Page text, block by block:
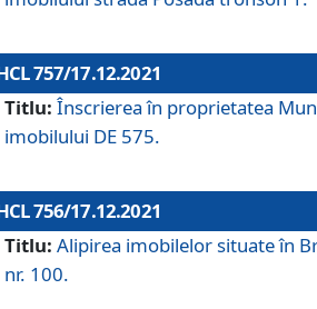
757/17.12.2021
Titlu: Înscrierea în proprietatea
imobilului DE 575.
756/17.12.2021
Titlu: Alipirea imobilelor situate în
nr. 100.